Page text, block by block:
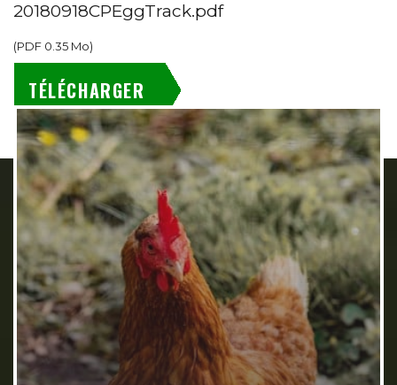
20180918CPEggTrack.pdf
(PDF 0.35 Mo)
TÉLÉCHARGER